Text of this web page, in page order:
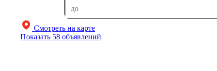
Смотреть на карте
Показать 58 объявлений